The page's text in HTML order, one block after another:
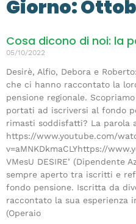
Giorno:
Cosa dicono di noi: la
05/10/2022
Desirè, Alfio, Debora e
che ci hanno raccontato la
pensione regionale.
portati ad iscriversi al fondo
rimasti soddisfatti? La parola
https://www.youtube.com/
v=aMNKDkmaCLYhttps://
VMesU DESIRE’ (Dipendente
sempre aperto tra iscritti e
fondo pensione. Iscritta da
raccontato la sua esperienza
(Operaio